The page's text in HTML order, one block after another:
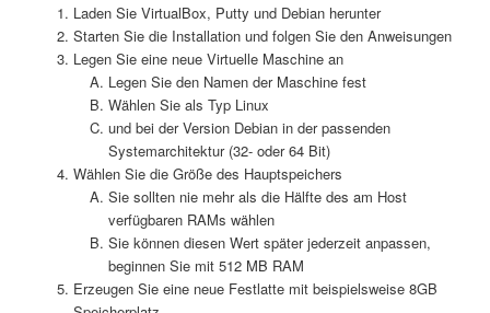
Laden Sie VirtualBox, Putty und Debian herunter
Starten Sie die Installation und folgen Sie den Anweisungen
Legen Sie eine neue Virtuelle Maschine an
Legen Sie den Namen der Maschine fest
Wählen Sie als Typ Linux
und bei der Version Debian in der passenden
Systemarchitektur (32- oder 64 Bit)
Wählen Sie die Größe des Hauptspeichers
Sie sollten nie mehr als die Hälfte des am Host
verfügbaren RAMs wählen
Sie können diesen Wert später jederzeit anpassen,
beginnen Sie mit 512 MB RAM
Erzeugen Sie eine neue Festlatte mit beispielsweise 8GB